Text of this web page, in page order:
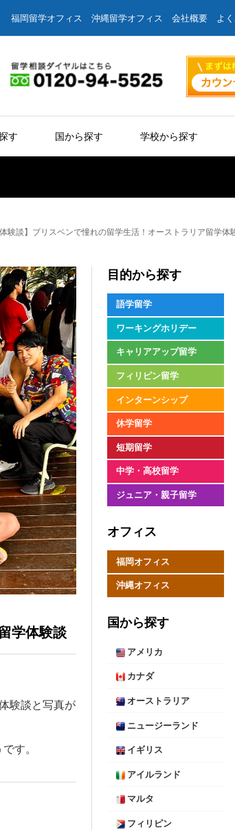
福岡留学オフィス 沖縄留学オフィス 会社概要 よ
す 国から探す 学校から探す
体験談】ブリスベンで憧れの留学生活！オーストラリア留学体
学体験談
験談と写真が
す。
目的から探す
語学留学
ワーキングホリデー
キャリアアップ留学
フィリピン留学
インターンシップ
休学留学
短期留学
中学・高校留学
ジュニア・親子留学
オフィス
福岡オフィス
沖縄オフィス
国から探す
アメリカ
カナダ
オーストラリア
ニュージーランド
イギリス
アイルランド
マルタ
フィリピン